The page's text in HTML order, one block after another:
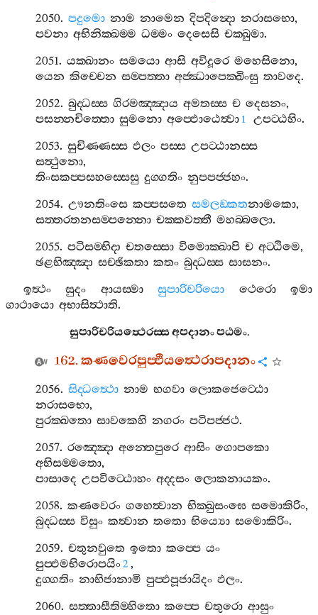
2050.පදුමො නාම නාමෙන දිපදින්‍දො නරාසභො,
පවනා අභිනික‍්ඛම‍්ම ධම‍්මං දෙසෙසි චක‍්ඛුමා.
2051.යක‍්ඛානං සමයො ආසි අවිදූරෙ මහෙසිනො,
යෙන කිච‍්චෙන සම‍්පත‍්තා අජ‍්ඣාපෙක‍්ඛිංසු තාවදෙ.
2052.බුද‍්ධස‍්ස ගිරමඤ‍්ඤාය අමතස‍්ස ච දෙසනං,
පසන‍්නචිත‍්තො සුමනො අප‍්ඵොඨෙත්‍වා 1 උපට‍්ඨහිං.
2053.සුචිණ‍්ණස‍්ස ඵලං පස‍්ස උපට‍්ඨානස‍්ස
සත්‍ථුනො,
තිංසකප‍්පසහස‍්සෙසු දුග‍්ගතිං නුපපජ‍්ජහං.
2054.ඌනතිංසෙ කප‍්පසතෙ සමලඞ‍්කතනාමකො,
සත‍්තරතනසම‍්පන‍්නො චක‍්කවත‍්තී මහබ‍්බලො.
2055.පටිසම‍්භිදා චතස‍්සො විමොක‍්ඛාපි ච අට‍්ඨිමෙ,
ඡළභිඤ‍්ඤා සච‍්ඡිකතා කතං බුද‍්ධස‍්ස සාසනං.
ඉත්‍ථං
සුදං ආයස‍්මා සුපාරිචරියො ථෙරො
ඉමා
ගාථායො අභාසිත්‍ථාති.
සුපාරිචරියත්‍ථෙරස‍්සඅපදානංපඨමං.
162.කණවෙරපුප‍්ඵියත්‍ථෙරාපදානං
2056.සිද‍්ධත්‍ථො නාම භගවා ලොකජෙට‍්ඨො
නරාසභො,
පුරක‍්ඛතො සාවකෙහි නගරං පටිපජ‍්ජථ.
2057.රඤ‍්ඤො අන‍්තෙපුරෙ ආසිං ගොපකො
අභිසම‍්මතො,
පාසාදෙ උපවිට‍්ඨොහං අද‍්දසං ලොකනායකං.
2058.කණවෙරං ගහෙත්‍වාන භික‍්ඛුසංඝෙ සමොකිරිං,
බුද‍්ධස‍්ස විසුං කත්‍වාන තතො භිය්‍යො සමොකිරිං.
2059.චතුනවුතෙ ඉතො කප‍්පෙ යං
පුප‍්ඵමභිරොපයිං2 ,
දුග‍්ගතිං නාභිජානාමි පුප‍්ඵපූජායිදං ඵලං.
2060.සත‍්තාසීතිම‍්හිතො කප‍්පෙ චතුරො ආසුං